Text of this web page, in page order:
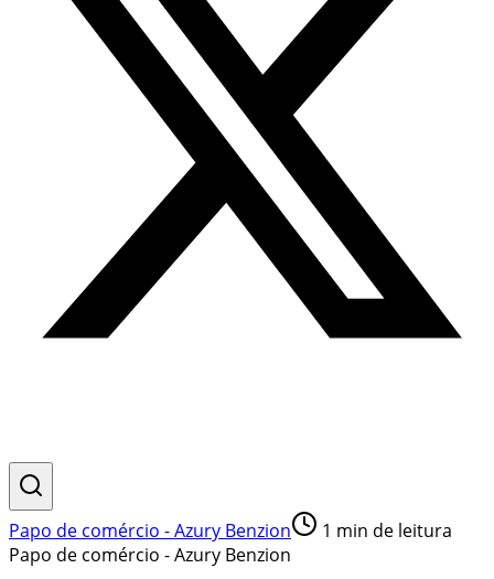
Papo de comércio - Azury Benzion 1 min de leitura
Papo de comércio - Azury Benzion